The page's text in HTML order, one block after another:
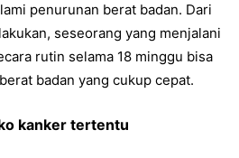
penurunan berat badan. Dari
seseorang yang menjalani
rutin selama 18 minggu bisa
badan yang cukup cepat.
kanker tertentu